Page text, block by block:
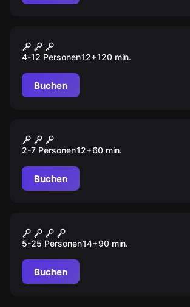
Franks Rache
4-12 Personen12+120 min.
Buchen
DIE KRONE DES KÖNIGS
2-7 Personen12+60 min.
Buchen
MIND-ARENA
5-25 Personen14+90 min.
Buchen